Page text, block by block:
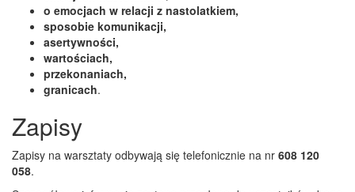
o emocjach w relacji z nastolatkiem,
sposobie komunikacji,
asertywności,
wartościach,
przekonaniach,
granicach.
Zapisy
Zapisy na warsztaty odbywają się telefonicznie na nr 608 120
058.